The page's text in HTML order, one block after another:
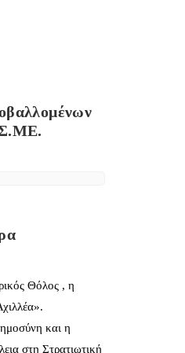
Θόλος , η
και η
στη Στρατιωτική